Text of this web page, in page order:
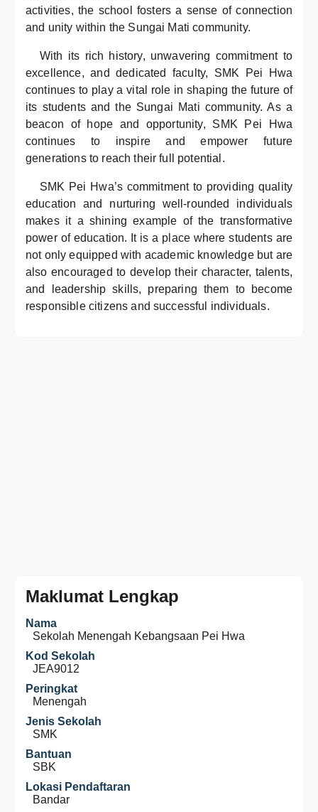
activities, the school fosters a sense of connection
and unity within the Sungai Mati community.
With its rich history, unwavering commitment to
excellence, and dedicated faculty, SMK Pei Hwa
continues to play a vital role in shaping the future of
its students and the Sungai Mati community. As a
beacon of hope and opportunity, SMK Pei Hwa
continues to inspire and empower future
generations to reach their full potential.
SMK Pei Hwa’s commitment to providing quality
education and nurturing well-rounded individuals
makes it a shining example of the transformative
power of education. It is a place where students are
not only equipped with academic knowledge but are
also encouraged to develop their character, talents,
and leadership skills, preparing them to become
responsible citizens and successful individuals.
Maklumat Lengkap
Nama
Sekolah Menengah Kebangsaan Pei Hwa
Kod Sekolah
JEA9012
Peringkat
Menengah
Jenis Sekolah
SMK
Bantuan
SBK
Lokasi Pendaftaran
Bandar